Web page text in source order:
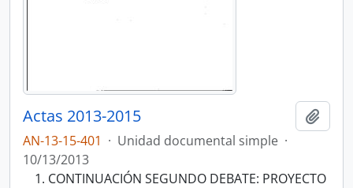
Actas 2013-2015
AN-13-15-401 · Unidad documental simple ·
10/13/2013
CONTINUACIÓN SEGUNDO DEBATE: PROYECTO